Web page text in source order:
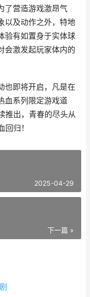
了营造游戏激昂气
以及动作之外，特地
验有如置身于实体球
会激发起玩家体内的
也即将开启，凡是在
血系列限定游戏道
推出，青春的尽头从
归！
2025-04-29
下一篇 »